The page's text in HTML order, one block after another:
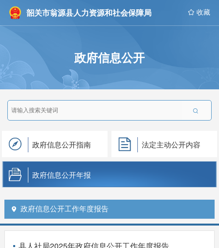
韶关市翁源县人力资源和社会保障局  收藏
政府信息公开

政府信息公开指南 法定主动公开内容
政府信息公开年报
 政府信息公开工作年度报告